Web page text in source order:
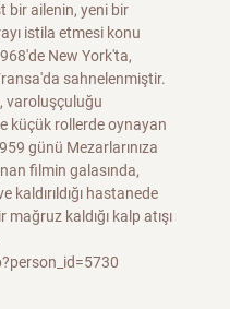
bir ailenin, yeni bir
istila etmesi konu
New York'ta,
sahnelenmiştir.
varoluşçuluğu
küçük rollerde oynayan
günü Mezarlarınıza
filmin galasında,
kaldırıldığı hastanede
kaldığı kalp atışı